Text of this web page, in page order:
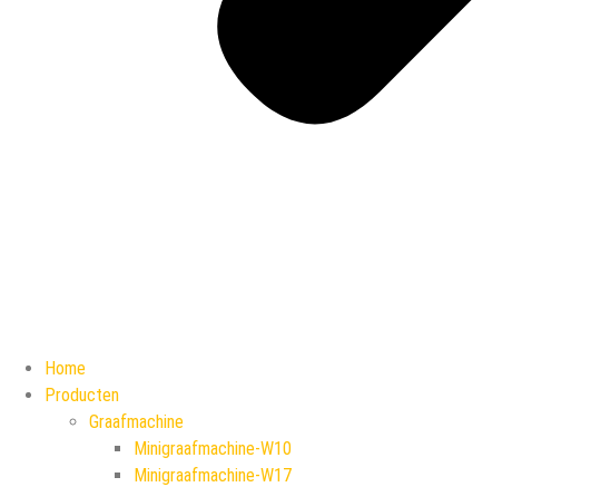
Home
Producten
Graafmachine
Minigraafmachine-W10
Minigraafmachine-W17